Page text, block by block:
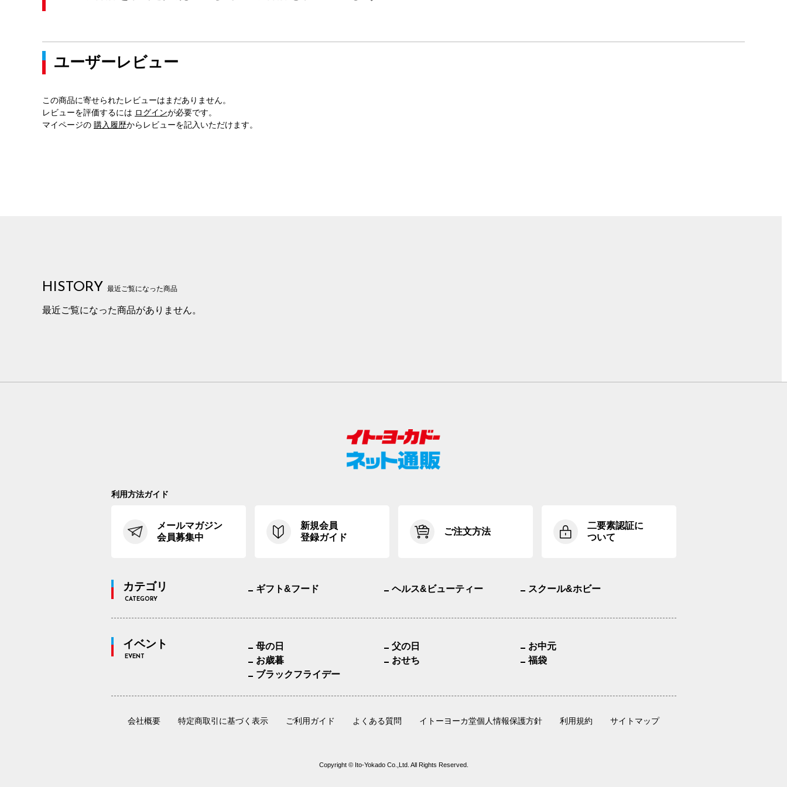
ユーザーレビュー
この商品に寄せられたレビューはまだありません。
レビューを評価するには ログインが必要です。
マイページの 購入履歴からレビューを記入いただけます。
HISTORY 最近ご覧になった商品
最近ご覧になった商品がありません。
利用方法ガイド
メールマガジン
会員募集中
新規会員
登録ガイド
ご注文方法
二要素認証に
ついて
カテゴリ
CATEGORY
ギフト&フード ヘルス&ビューティー スクール&ホビー
イベント
EVENT
母の日 父の日
お中元
お歳暮
おせち
福袋
ブラックフライデー
会社概要 特定商取引に基づく表示 ご利用ガイド よくある質問 イトーヨーカ堂個人情報保護方針 利用規約 サイトマップ
Copyright © Ito-Yokado Co.,Ltd. All Rights Reserved.